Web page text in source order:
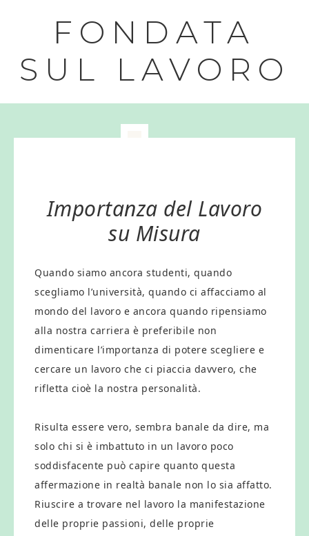
FONDATA
SUL LAVORO
Importanza del Lavoro
su Misura
Quando siamo ancora studenti, quando
scegliamo l’università, quando ci affacciamo al
mondo del lavoro e ancora quando ripensiamo
alla nostra carriera è preferibile non
dimenticare l’importanza di potere scegliere e
cercare un lavoro che ci piaccia davvero, che
rifletta cioè la nostra personalità.
Risulta essere vero, sembra banale da dire, ma
solo chi si è imbattuto in un lavoro poco
soddisfacente può capire quanto questa
affermazione in realtà banale non lo sia affatto.
Riuscire a trovare nel lavoro la manifestazione
delle proprie passioni, delle proprie